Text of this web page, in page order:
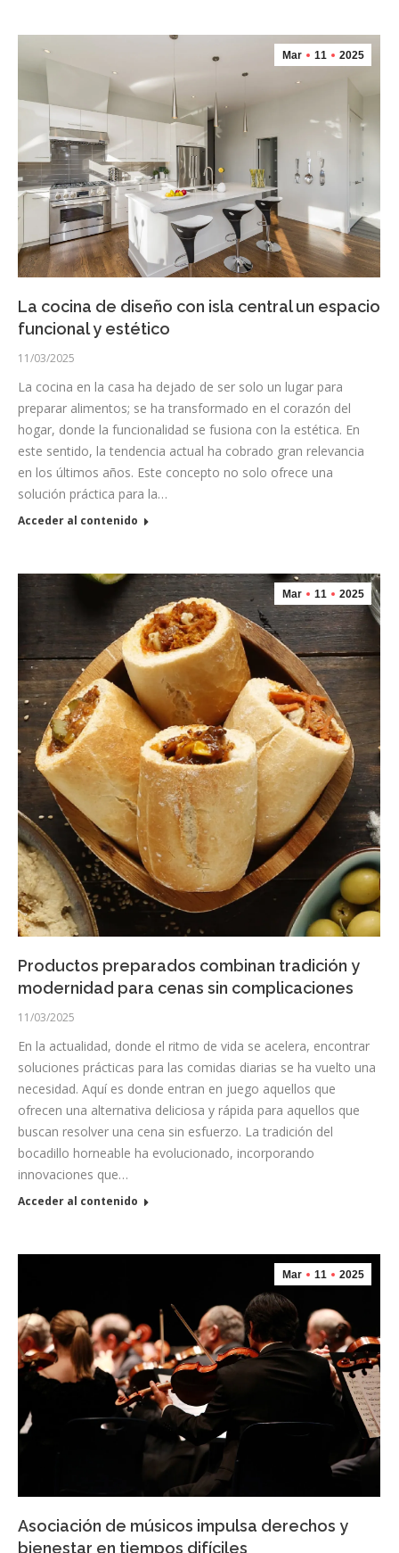
Mar 11 2025
La cocina de diseño con isla central un espacio
funcional y estético
11/03/2025
La cocina en la casa ha dejado de ser solo un lugar para
preparar alimentos; se ha transformado en el corazón del
hogar, donde la funcionalidad se fusiona con la estética. En
este sentido, la tendencia actual ha cobrado gran relevancia
en los últimos años. Este concepto no solo ofrece una
solución práctica para la…
Acceder al contenido
Mar 11 2025
Productos preparados combinan tradición y
modernidad para cenas sin complicaciones
11/03/2025
En la actualidad, donde el ritmo de vida se acelera, encontrar
soluciones prácticas para las comidas diarias se ha vuelto una
necesidad. Aquí es donde entran en juego aquellos que
ofrecen una alternativa deliciosa y rápida para aquellos que
buscan resolver una cena sin esfuerzo. La tradición del
bocadillo horneable ha evolucionado, incorporando
innovaciones que…
Acceder al contenido
Mar 11 2025
Asociación de músicos impulsa derechos y
bienestar en tiempos difíciles